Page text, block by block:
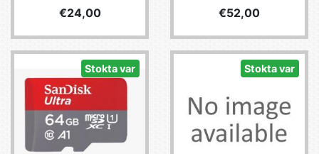
Fiyat
€24,00 Fiyat
€52,00
Stokta var Stokta var